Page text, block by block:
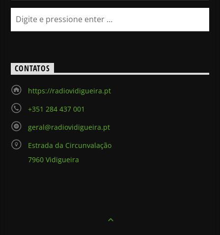
CONTATOS
https://radiovidigueira.pt
+351 284 437 001
geral@radiovidigueira.pt
Estrada da Circunvalação
7960 Vidigueira